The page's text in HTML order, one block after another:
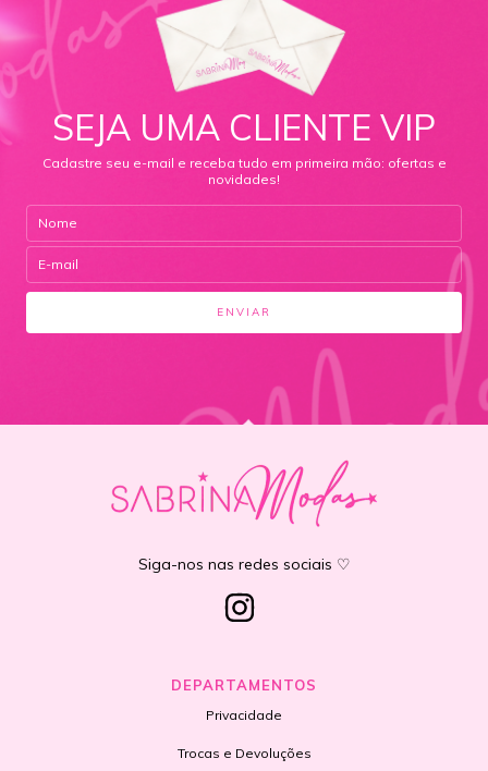
SEJA UMA CLIENTE VIP
Cadastre seu e-mail e receba tudo em primeira mão: ofertas e
novidades!
Siga-nos nas redes sociais ♡
DEPARTAMENTOS
Privacidade
Trocas e Devoluções